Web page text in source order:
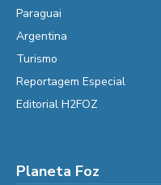
Paraguai
Argentina
Turismo
Reportagem Especial
Editorial H2FOZ
Planeta Foz